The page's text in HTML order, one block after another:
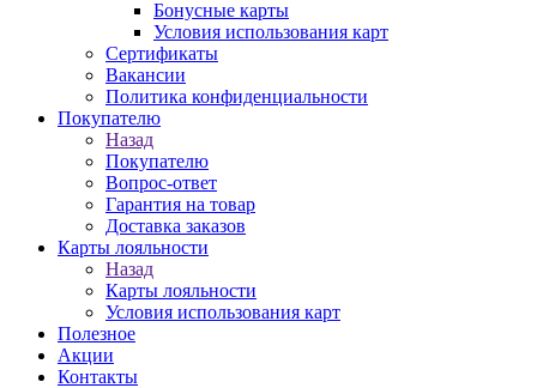
Бонусные карты
Условия использования карт
Сертификаты
Вакансии
Политика конфиденциальности
Покупателю
Назад
Покупателю
Вопрос-ответ
Гарантия на товар
Доставка заказов
Карты лояльности
Назад
Карты лояльности
Условия использования карт
Полезное
Акции
Контакты